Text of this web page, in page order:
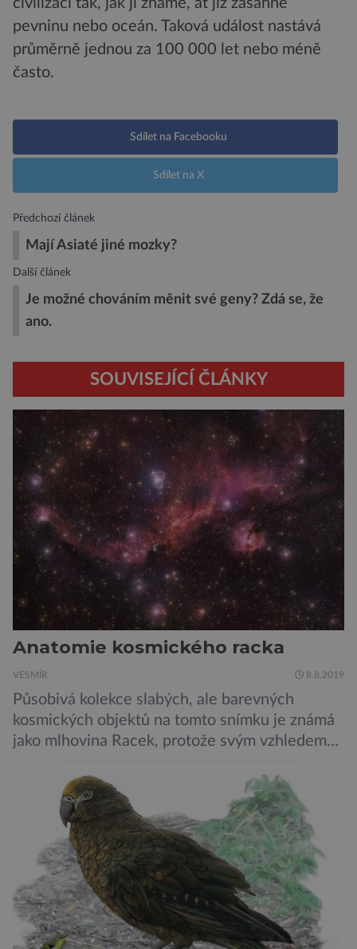
civilizaci tak, jak ji známe, ať již zasáhne
pevninu nebo oceán. Taková událost nastává
průměrně jednou za 100 000 let nebo méně
často.
Sdílet na Facebooku
Sdílet na X
Předchozí článek
Mají Asiaté jiné mozky?
Další článek
Je možné chováním měnit své geny? Zdá se, že
ano.
SOUVISEJÍCÍ ČLÁNKY
Anatomie kosmického racka
VESMÍR 8.8.2019
Působivá kolekce slabých, ale barevných
kosmických objektů na tomto snímku je známá
jako mlhovina Racek, protože svým vzhledem
prachu, vodíku, hélia a malého množství těžších
chemických prvků. Celá oblast je místem zrodu
nových hvězd. Mimořádné rozlišení tohoto
záběru pořízeného pomocí přehlídkového
teleskopu ESO/VST odhaluje detaily
jednotlivých astronomických objektů, […]